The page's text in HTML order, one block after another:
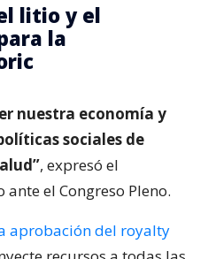
litio y el
la
nuestra economía y
sociales de
, expresó el
el Congreso Pleno.
aprobación del royalty